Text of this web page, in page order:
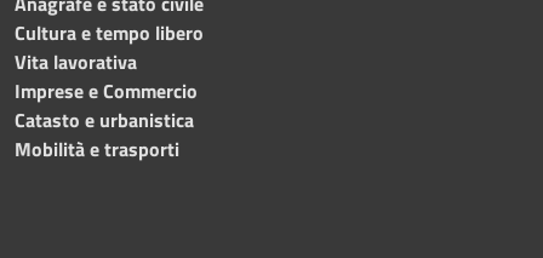
Cultura e tempo libero
Vita lavorativa
Imprese e Commercio
Catasto e urbanistica
Mobilità e trasporti